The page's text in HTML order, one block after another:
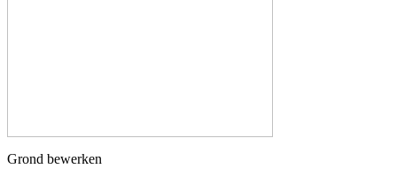
Grond bewerken